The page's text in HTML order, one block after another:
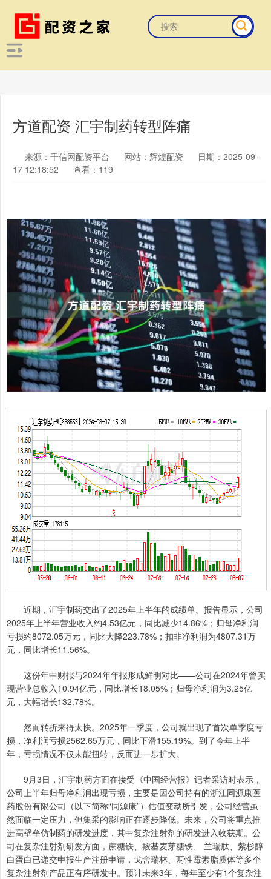
方道配资 汇宇制药转型阵痛
来源：千信网配资平台 网站：辉煌配资
日期：2025-09-
17 12:18:52
查看：119
近期，汇宇制药交出了2025年上半年的成绩单。报告显示，公司
2025年上半年营业收入约4.53亿元，同比减少14.86%；归母净利润
亏损约8072.05万元，同比大降223.78%；扣非净利润为4807.31万
元，同比增长11.56%。
这份年中财报与2024年年报形成鲜明对比——公司在2024年曾实
现营业总收入10.94亿元，同比增长18.05%；归母净利润为3.25亿
元，大幅增长132.78%。
然而转折来得太快。2025年一季度，公司就出现了首次单季度亏
损，净利润亏损2562.65万元，同比下滑155.19%。到了今年上半
年，亏损情况不仅未能扭转，反而进一步扩大。
9月3日，汇宇制药方面在接受《中国经营报》记者采访时表示，
公司上半年归母净利润出现亏损，主要是因公司持有的浙江同源康医
药股份有限公司（以下简称“同源康”）估值变动所引发，公司经营虽
然面临一定压力，但集采的影响正在逐步降低。未来，公司将重点推
进高壁垒仿制药的研发进度，其中复杂注射剂的研发进入收获期。公
司在复杂注射剂研发方面，蔗糖铁、羧基麦芽糖铁、 兰瑞肽、紫杉醇
白蛋白已递交申报生产注册申请，戈舍瑞林、两性霉素脂质体等多个
复杂注射剂产品正有序研发中。预计未来3年，每年至少有1个复杂注